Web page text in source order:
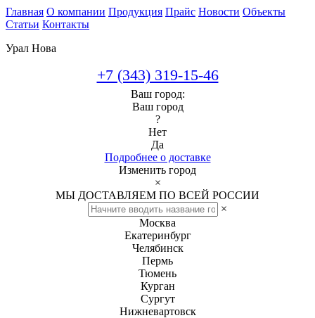
Главная О компании Продукция Прайс Новости Объекты
Статьи Контакты
Урал Нова
+7 (343) 319-15-46
Ваш город:
Ваш город
?
Нет
Да
Подробнее о доставке
Изменить город
×
МЫ ДОСТАВЛЯЕМ ПО ВСЕЙ РОССИИ
×
Москва
Екатеринбург
Челябинск
Пермь
Тюмень
Курган
Сургут
Нижневартовск